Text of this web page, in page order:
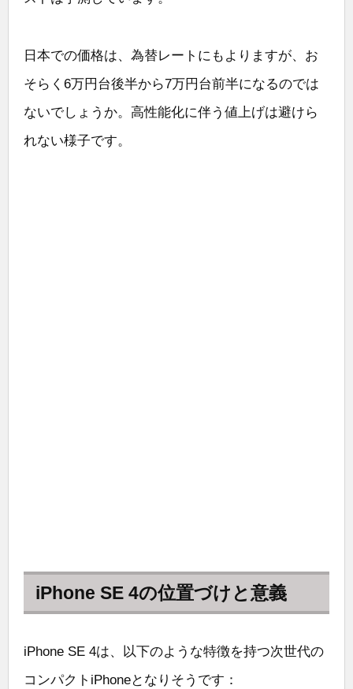
日本での価格は、為替レートにもよりますが、お
そらく6万円台後半から7万円台前半になるのでは
ないでしょうか。高性能化に伴う値上げは避けら
れない様子です。
iPhone SE 4の位置づけと意義
iPhone SE 4は、以下のような特徴を持つ次世代の
コンパクトiPhoneとなりそうです：